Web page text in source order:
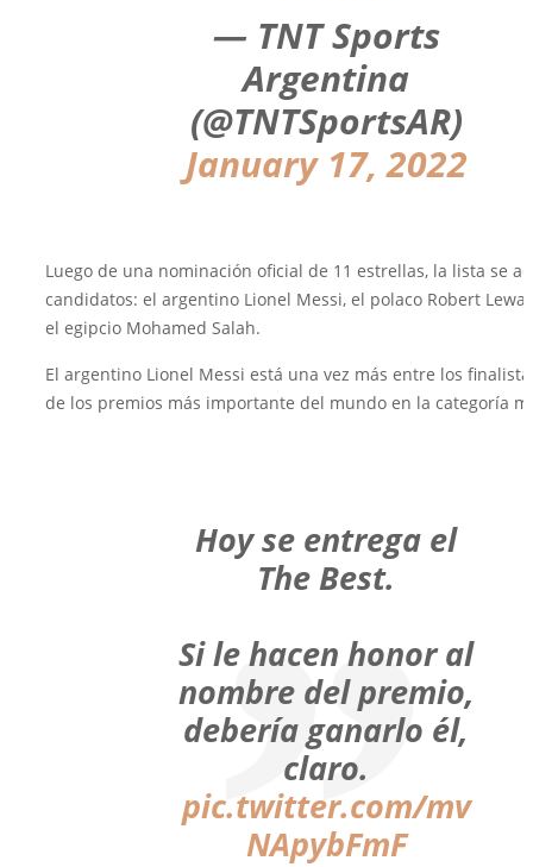
— TNT Sports
Argentina
(@TNTSportsAR)
January 17, 2022
Luego de una nominación oficial de 11 estrellas, la lista se
candidatos: el argentino Lionel Messi, el polaco Robert
el egipcio Mohamed Salah.
El argentino Lionel Messi está una vez más entre los
de los premios más importante del mundo en la categoría
Hoy se entrega el
The Best.
Si le hacen honor al
nombre del premio,
debería ganarlo él,
claro.
pic.twitter.com/mv
NApybFmF